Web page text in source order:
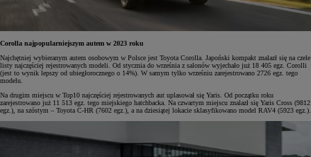
Corolla najpopularniejszym autem w 2023 roku
Najchętniej wybieranym autem osobowym w Polsce jest Toyota Corolla. Japoński kompakt znalazł się na czele
listy najczęściej rejestrowanych modeli. Od stycznia do września z salonów wyjechało już 18 405 egz. Corolli
(jest to wynik lepszy od ubiegłorocznego o 14%). W samym tylko wrześniu zarejestrowano 2726 egz. tego
modelu.
Na drugim miejscu w Top10 najczęściej rejestrowanych aut uplasował się Yaris. Od początku roku
zarejestrowano już 11 513 egz. tego miejskiego hatchbacka. Na czwartym miejscu znalazł się Yaris Cross (9812
egz.), na szóstym – Toyota C-HR (7602 egz.), a na dziesiątej lokacie sklasyfikowano model RAV4 (5923 egz.).